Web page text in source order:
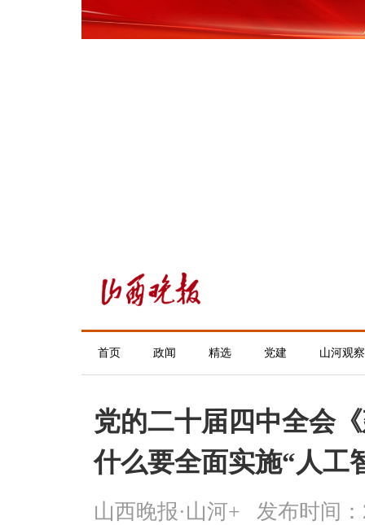
首页 政闻 精选 党建 山河观察
党的二十届四中全会
什么要全面实施“人工
山西晚报·山河+ 发布时间：